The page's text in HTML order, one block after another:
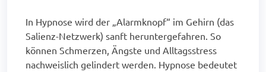
In Hypnose wird der „Alarmknopf“ im Gehirn (das
Salienz-Netzwerk) sanft heruntergefahren. So
können Schmerzen, Ängste und Alltagsstress
nachweislich gelindert werden. Hypnose bedeutet